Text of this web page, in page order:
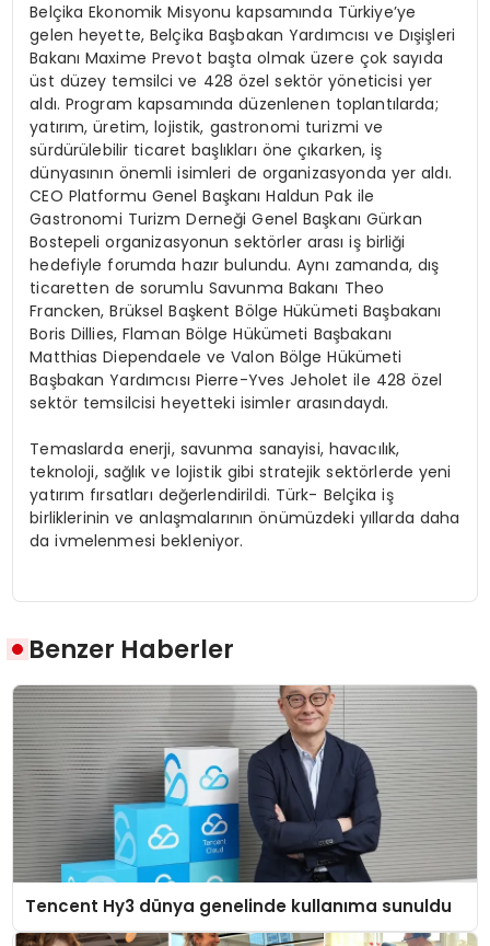
Belçika Ekonomik Misyonu kapsamında Türkiye’ye
gelen heyette, Belçika Başbakan Yardımcısı ve Dışişleri
Bakanı Maxime Prevot başta olmak üzere çok sayıda
üst düzey temsilci ve 428 özel sektör yöneticisi yer
aldı. Program kapsamında düzenlenen toplantılarda;
yatırım, üretim, lojistik, gastronomi turizmi ve
sürdürülebilir ticaret başlıkları öne çıkarken, iş
dünyasının önemli isimleri de organizasyonda yer aldı.
CEO Platformu Genel Başkanı Haldun Pak ile
Gastronomi Turizm Derneği Genel Başkanı Gürkan
Bostepeli organizasyonun sektörler arası iş birliği
hedefiyle forumda hazır bulundu. Aynı zamanda, dış
ticaretten de sorumlu Savunma Bakanı Theo
Francken, Brüksel Başkent Bölge Hükümeti Başbakanı
Boris Dillies, Flaman Bölge Hükümeti Başbakanı
Matthias Diependaele ve Valon Bölge Hükümeti
Başbakan Yardımcısı Pierre-Yves Jeholet ile 428 özel
sektör temsilcisi heyetteki isimler arasındaydı.
Temaslarda enerji, savunma sanayisi, havacılık,
teknoloji, sağlık ve lojistik gibi stratejik sektörlerde yeni
yatırım fırsatları değerlendirildi. Türk- Belçika iş
birliklerinin ve anlaşmalarının önümüzdeki yıllarda daha
da ivmelenmesi bekleniyor.
Benzer Haberler
Tencent Hy3 dünya genelinde kullanıma sunuldu